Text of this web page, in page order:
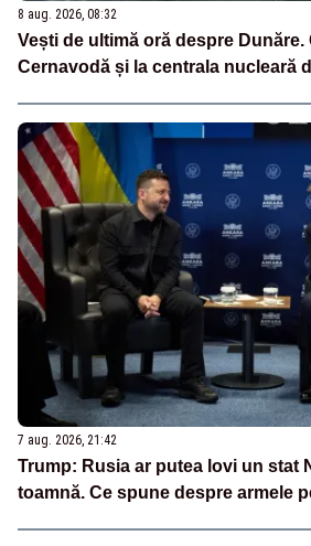
8 aug. 2026, 08:32
Vești de ultimă oră despre Dunăre.
Cernavodă și la centrala nucleară
7 aug. 2026, 21:42
Trump: Rusia ar putea lovi un stat
toamnă. Ce spune despre armele